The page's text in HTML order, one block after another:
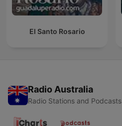
El Santo Rosario
Radio Australia
Radio Stations and Podcasts